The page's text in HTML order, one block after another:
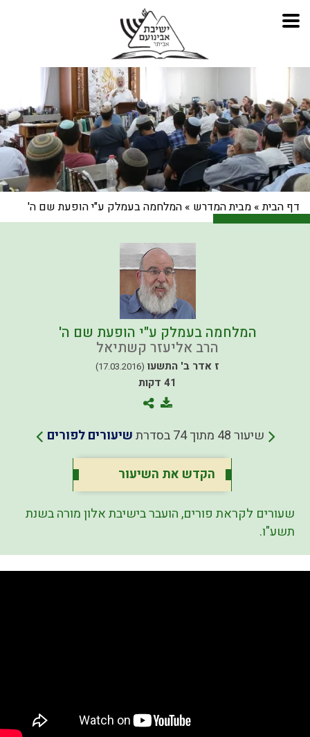
דף הבית» מבית המדרש » המלחמה בעמלק ע"י הופעת שם ה'
המלחמה בעמלק ע"י הופעת שם ה'
הרב אליעזר קשתיאל
ז אדר ב' התשעו (17.03.2016)
41 דקות
שיעור 48 מתוך 74 בסדרת שיעורים לפורים
הקדש את השיעור
שעורים לקראת פורים, הועבר בישיבת אלון מורה בשנת
תשע"ו.